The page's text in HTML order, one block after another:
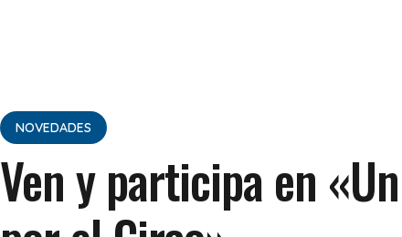
NOVEDADES
Ven y participa en